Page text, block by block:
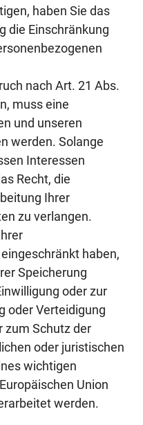
haben Sie das
die Einschränkung
nach Art. 21 Abs.
muss eine
und unseren
werden. Solange
Interessen
Recht, die
Ihrer
zu verlangen.
haben,
Speicherung
oder zur
oder Verteidigung
zum Schutz der
oder juristischen
wichtigen
Union
werden.